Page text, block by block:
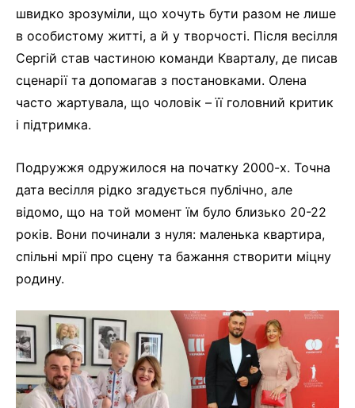
швидко зрозуміли, що хочуть бути разом не лише
в особистому житті, а й у творчості. Після весілля
Сергій став частиною команди Кварталу, де писав
сценарії та допомагав з постановками. Олена
часто жартувала, що чоловік – її головний критик
і підтримка.
Подружжя одружилося на початку 2000-х. Точна
дата весілля рідко згадується публічно, але
відомо, що на той момент їм було близько 20-22
років. Вони починали з нуля: маленька квартира,
спільні мрії про сцену та бажання створити міцну
родину.